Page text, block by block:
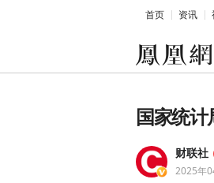
首页 资讯
国家统
财联社
2025年